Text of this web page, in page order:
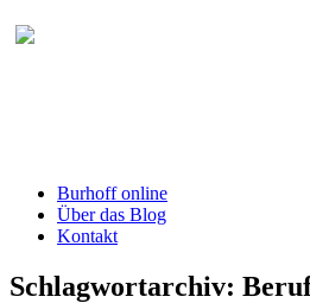
Burhoff online
Über das Blog
Kontakt
Schlagwortarchiv: